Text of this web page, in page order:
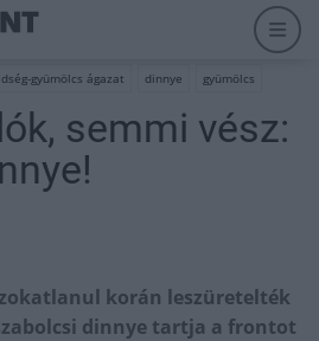
gyümölcs ágazat dinnye gyümölcs
semmi vész:
korán leszüretelték
dinnye tartja a frontot